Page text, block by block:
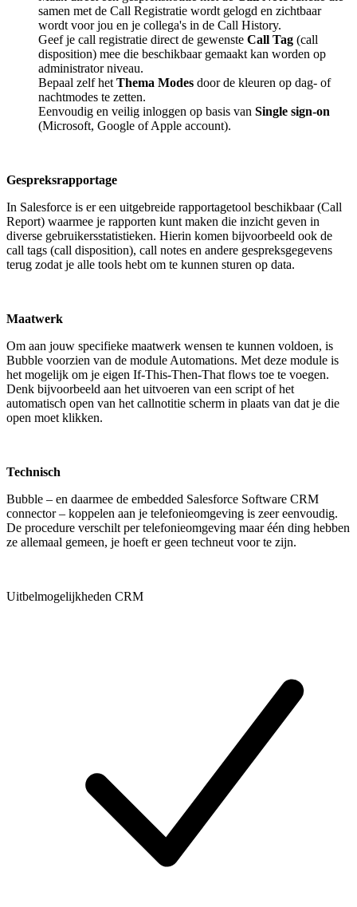
samen met de Call Registratie wordt gelogd en zichtbaar
wordt voor jou en je collega's in de Call History.
Geef je call registratie direct de gewenste Call Tag (call
disposition) mee die beschikbaar gemaakt kan worden op
administrator niveau.
Bepaal zelf het Thema Modes door de kleuren op dag- of
nachtmodes te zetten.
Eenvoudig en veilig inloggen op basis van Single sign-on
(Microsoft, Google of Apple account).
Gespreksrapportage
In Salesforce is er een uitgebreide rapportagetool beschikbaar (Call
Report) waarmee je rapporten kunt maken die inzicht geven in
diverse gebruikersstatistieken. Hierin komen bijvoorbeeld ook de
call tags (call disposition), call notes en andere gespreksgegevens
terug zodat je alle tools hebt om te kunnen sturen op data.
Maatwerk
Om aan jouw specifieke maatwerk wensen te kunnen voldoen, is
Bubble voorzien van de module Automations. Met deze module is
het mogelijk om je eigen If-This-Then-That flows toe te voegen.
Denk bijvoorbeeld aan het uitvoeren van een script of het
automatisch open van het callnotitie scherm in plaats van dat je die
open moet klikken.
Technisch
Bubble – en daarmee de embedded Salesforce Software CRM
connector – koppelen aan je telefonieomgeving is zeer eenvoudig.
De procedure verschilt per telefonieomgeving maar één ding hebben
ze allemaal gemeen, je hoeft er geen techneut voor te zijn.
Uitbelmogelijkheden CRM